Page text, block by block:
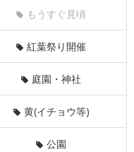
もうすぐ見頃
紅葉祭り開催
庭園・神社
黄(イチョウ等)
公園